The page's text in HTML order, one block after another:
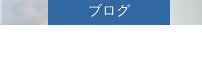
ブログ